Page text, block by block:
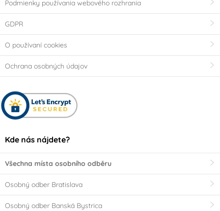
Podmienky používania webového rozhrania
GDPR
O používaní cookies
Ochrana osobných údajov
Kde nás nájdete?
Všechna místa osobního odběru
Osobný odber Bratislava
Osobný odber Banská Bystrica